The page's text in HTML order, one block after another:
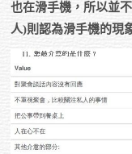
也在滑手機，所以並
人)則認為滑手機的現